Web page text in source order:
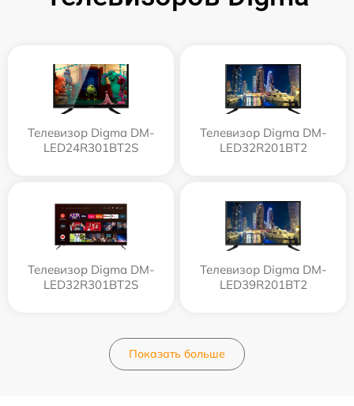
Телевизор Digma DM-
LED24R301BT2S
Телевизор Digma DM-
LED32R201BT2
Телевизор Digma DM-
LED32R301BT2S
Телевизор Digma DM-
LED39R201BT2
Показать больше